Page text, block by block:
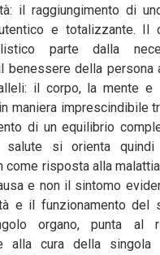
il raggiungimento di
e totalizzante. Il
parte dalla
benessere della persona
il corpo, la mente e
maniera imprescindibile
di un equilibrio
salute si orienta
come risposta alla
e non il sintomo
e il funzionamento del
organo, punta al
alla cura della singola